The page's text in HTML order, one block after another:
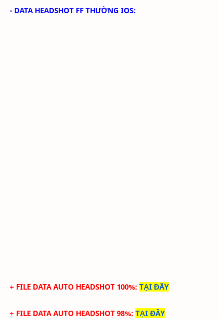
- DATA HEADSHOT FF THƯỜNG IOS:
+ FILE DATA AUTO HEADSHOT 100%: TẠI ĐÂY
+ FILE DATA AUTO HEADSHOT 98%: TẠI ĐÂY